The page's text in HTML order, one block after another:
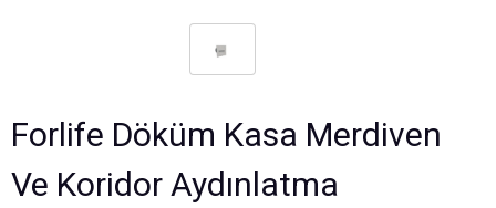
Forlife Döküm Kasa Merdiven
Ve Koridor Aydınlatma